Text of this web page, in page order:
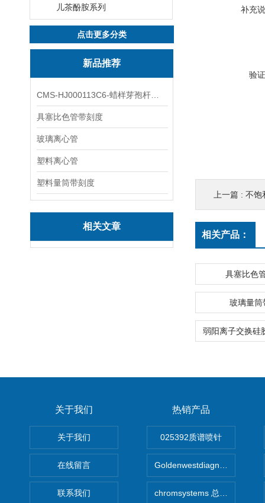
儿茶酚胺系列
点击更多分类
新品推荐
具塞比色管带刻度
玻璃离心管
塑料离心管
塑料量筒带刻度
相关文章
补充
验
上一篇 : 不饱和
相关产品：
具塞比色
玻璃量筒
关于我们
关于我们
在线留言
联系我们
热销产品
025392质谱喷针
Goldenwestdiagnostics总代
chromsystems 总代理